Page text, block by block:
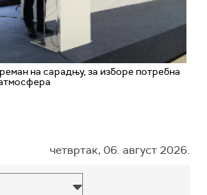
на сарадњу, за изборе потребна
четвртак, 06. август 2026.